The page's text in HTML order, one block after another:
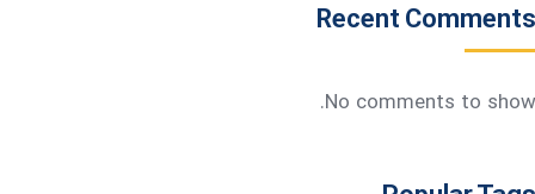
Recent Comments
No comments to show.